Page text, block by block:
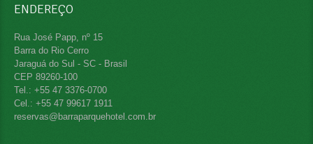
ENDEREÇO
Rua José Papp, nº 15
Barra do Rio Cerro
Jaraguá do Sul - SC - Brasil
CEP 89260-100
Tel.: +55 47 3376-0700
Cel.: +55 47 99617 1911
reservas@barraparquehotel.com.br